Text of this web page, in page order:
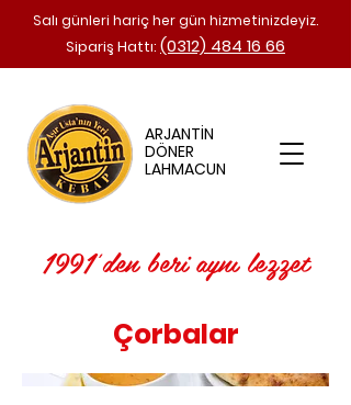
Salı günleri hariç her gün hizmetinizdeyiz.
Sipariş Hattı: (0312) 484 16 66
ARJANTİN
DÖNER
LAHMACUN
1991'den beri aynı lezzet
Çorbalar